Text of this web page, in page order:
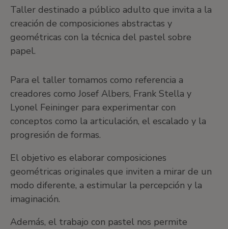
Taller destinado a público adulto que invita a la
creación de composiciones abstractas y
geométricas con la técnica del pastel sobre
papel.
Para el taller tomamos como referencia a
creadores como Josef Albers, Frank Stella y
Lyonel Feininger para experimentar con
conceptos como la articulación, el escalado y la
progresión de formas.
El objetivo es elaborar composiciones
geométricas originales que inviten a mirar de un
modo diferente, a estimular la percepción y la
imaginación.
Además, el trabajo con pastel nos permite